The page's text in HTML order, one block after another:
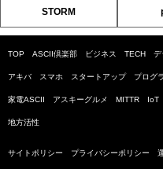
STORM
TOP ASCII倶楽部 ビジネス TECH デ
アキバ スマホ スタートアップ プログ
家電ASCII アスキーグルメ MITTR IoT
地方活性
サイトポリシー プライバシーポリシー